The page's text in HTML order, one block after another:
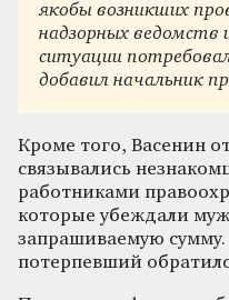
якобы возникших
надзорных ведомств
ситуации
добавил начальник
Кроме того, Васенин
связывались
работниками
которые убеждали
запрашиваемую
потерпевший